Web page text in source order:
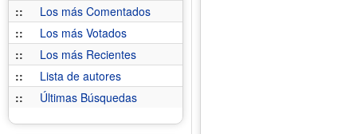
::
Los más Comentados
::
Los más Votados
::
Los más Recientes
::
Lista de autores
::
Últimas Búsquedas